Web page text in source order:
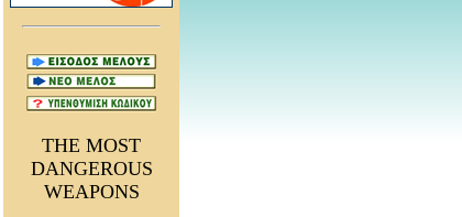
THE MOST
DANGEROUS
WEAPONS